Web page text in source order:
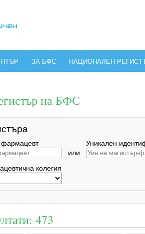
ЗА БФС НАЦИОНАЛЕН
на БФС
или
Уникален
колегия
473